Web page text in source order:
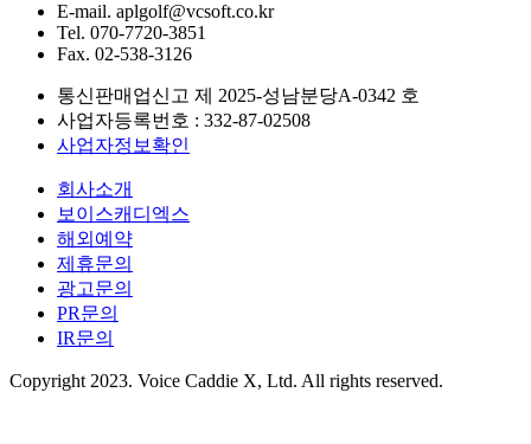
E-mail. aplgolf@vcsoft.co.kr
Tel. 070-7720-3851
Fax. 02-538-3126
통신판매업신고 제 2025-성남분당A-0342 호
사업자등록번호 : 332-87-02508
사업자정보확인
회사소개
보이스캐디엑스
해외예약
제휴문의
광고문의
PR문의
IR문의
Copyright 2023. Voice Caddie X, Ltd. All rights reserved.